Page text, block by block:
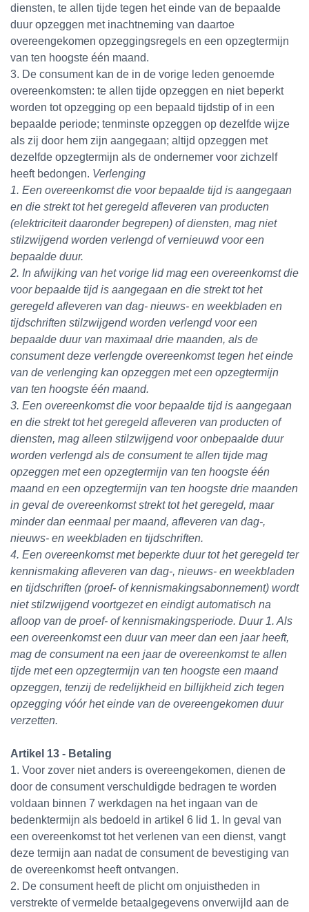
diensten, te allen tijde tegen het einde van de bepaalde
duur opzeggen met inachtneming van daartoe
overeengekomen opzeggingsregels en een opzegtermijn
van ten hoogste één maand.
3. De consument kan de in de vorige leden genoemde
overeenkomsten: te allen tijde opzeggen en niet beperkt
worden tot opzegging op een bepaald tijdstip of in een
bepaalde periode; tenminste opzeggen op dezelfde wijze
als zij door hem zijn aangegaan; altijd opzeggen met
dezelfde opzegtermijn als de ondernemer voor zichzelf
heeft bedongen. Verlenging
1. Een overeenkomst die voor bepaalde tijd is aangegaan
en die strekt tot het geregeld afleveren van producten
(elektriciteit daaronder begrepen) of diensten, mag niet
stilzwijgend worden verlengd of vernieuwd voor een
bepaalde duur.
2. In afwijking van het vorige lid mag een overeenkomst die
voor bepaalde tijd is aangegaan en die strekt tot het
geregeld afleveren van dag- nieuws- en weekbladen en
tijdschriften stilzwijgend worden verlengd voor een
bepaalde duur van maximaal drie maanden, als de
consument deze verlengde overeenkomst tegen het einde
van de verlenging kan opzeggen met een opzegtermijn
van ten hoogste één maand.
3. Een overeenkomst die voor bepaalde tijd is aangegaan
en die strekt tot het geregeld afleveren van producten of
diensten, mag alleen stilzwijgend voor onbepaalde duur
worden verlengd als de consument te allen tijde mag
opzeggen met een opzegtermijn van ten hoogste één
maand en een opzegtermijn van ten hoogste drie maanden
in geval de overeenkomst strekt tot het geregeld, maar
minder dan eenmaal per maand, afleveren van dag-,
nieuws- en weekbladen en tijdschriften.
4. Een overeenkomst met beperkte duur tot het geregeld ter
kennismaking afleveren van dag-, nieuws- en weekbladen
en tijdschriften (proef- of kennismakingsabonnement) wordt
niet stilzwijgend voortgezet en eindigt automatisch na
afloop van de proef- of kennismakingsperiode. Duur 1. Als
een overeenkomst een duur van meer dan een jaar heeft,
mag de consument na een jaar de overeenkomst te allen
tijde met een opzegtermijn van ten hoogste een maand
opzeggen, tenzij de redelijkheid en billijkheid zich tegen
opzegging vóór het einde van de overeengekomen duur
verzetten.
Artikel 13 - Betaling
1. Voor zover niet anders is overeengekomen, dienen de
door de consument verschuldigde bedragen te worden
voldaan binnen 7 werkdagen na het ingaan van de
bedenktermijn als bedoeld in artikel 6 lid 1. In geval van
een overeenkomst tot het verlenen van een dienst, vangt
deze termijn aan nadat de consument de bevestiging van
de overeenkomst heeft ontvangen.
2. De consument heeft de plicht om onjuistheden in
verstrekte of vermelde betaalgegevens onverwijld aan de